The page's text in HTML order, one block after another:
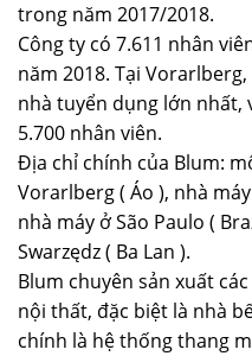
trong năm 2017/2018.
Công ty có 7.611 nhân
năm 2018. Tại
nhà tuyển dụng lớn nhất,
5.700 nhân viên.
Địa chỉ chính của Blum:
Vorarlberg ( Áo ), nhà
nhà máy ở São Paulo (
Swarzędz ( Ba Lan ).
Blum chuyên sản xuất
nội thất, đặc biệt là nhà
chính là hệ thống thang